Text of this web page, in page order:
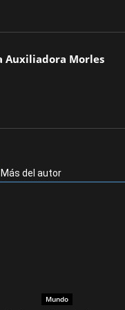
Auxiliadora Morles
Más del autor
Mundo